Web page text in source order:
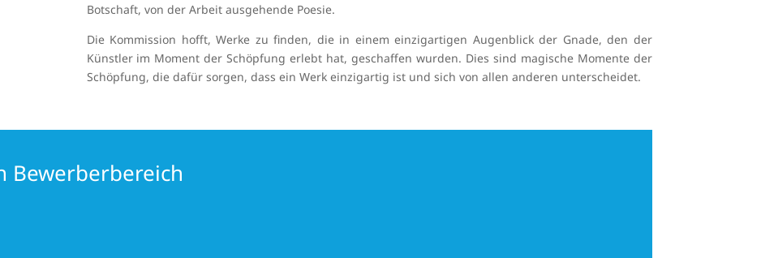
Botschaft, von der Arbeit ausgehende Poesie.
Die Kommission hofft, Werke zu finden, die in einem einzigartigen Augenblick der Gnade, den der
Künstler im Moment der Schöpfung erlebt hat, geschaffen wurden. Dies sind magische Momente der
Schöpfung, die dafür sorgen, dass ein Werk einzigartig ist und sich von allen anderen unterscheidet.
Bewerberbereich